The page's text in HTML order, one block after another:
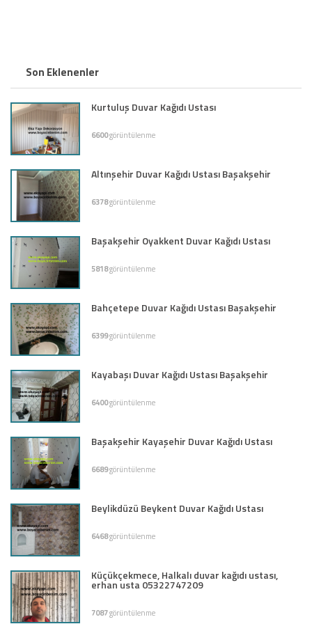
Son Eklenenler
Kurtuluş Duvar Kağıdı Ustası
6600görüntülenme
Altınşehir Duvar Kağıdı Ustası Başakşehir
6378görüntülenme
Başakşehir Oyakkent Duvar Kağıdı Ustası
5818görüntülenme
Bahçetepe Duvar Kağıdı Ustası Başakşehir
6399görüntülenme
Kayabaşı Duvar Kağıdı Ustası Başakşehir
6400görüntülenme
Başakşehir Kayaşehir Duvar Kağıdı Ustası
6689görüntülenme
Beylikdüzü Beykent Duvar Kağıdı Ustası
6468görüntülenme
Küçükçekmece, Halkalı duvar kağıdı ustası,
erhan usta 05322747209
7087görüntülenme